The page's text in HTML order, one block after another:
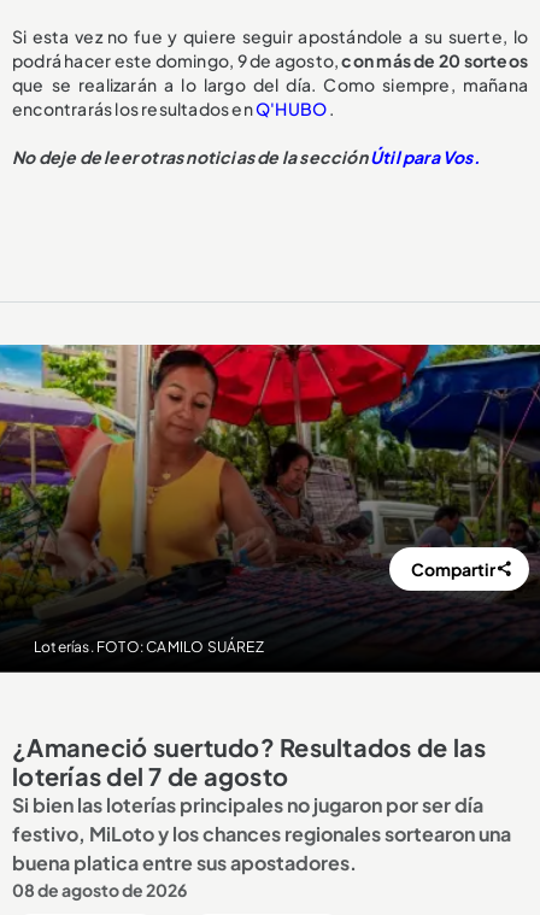
Si esta vez no fue y quiere seguir apostándole a su suerte, lo
podrá hacer este domingo, 9 de agosto,con más de 20 sorteos
que se realizarán a lo largo del día. Como siempre, mañana
encontrarás los resultados enQ'HUBO.
No deje de leer otras noticias de la secciónÚtil para Vos.
Loterías. FOTO: CAMILO SUÁREZ
Compartir
¿Amaneció suertudo? Resultados de las
loterías del 7 de agosto
Si bien las loterías principales no jugaron por ser día
festivo, MiLoto y los chances regionales sortearon una
buena platica entre sus apostadores.
08 de agosto de 2026